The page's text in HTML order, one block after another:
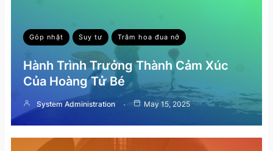
Góp nhặt Suy tư Trăm hoa đua nở
Hành Trình Trưởng Thành Cảm Xúc
Của Hoàng Tử Bé
System Administration May 15, 2025